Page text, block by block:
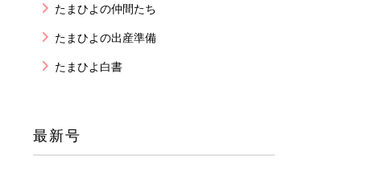
たまひよの仲間たち
たまひよの出産準備
たまひよ白書
最新号